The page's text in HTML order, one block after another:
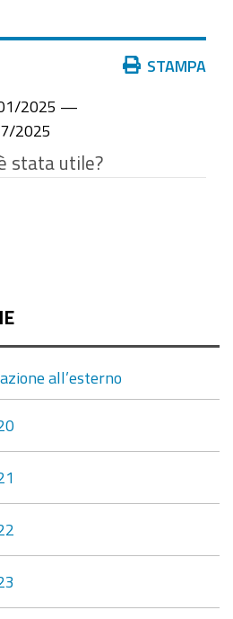
STAMPA
2025 —
2025
stata utile?
all’esterno